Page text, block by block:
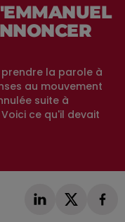
prendre la parole à
au mouvement
suite à
ce qu'il devait